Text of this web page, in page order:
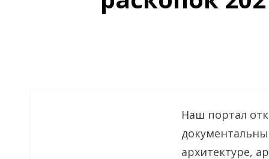
Наш портал
архитектуре,